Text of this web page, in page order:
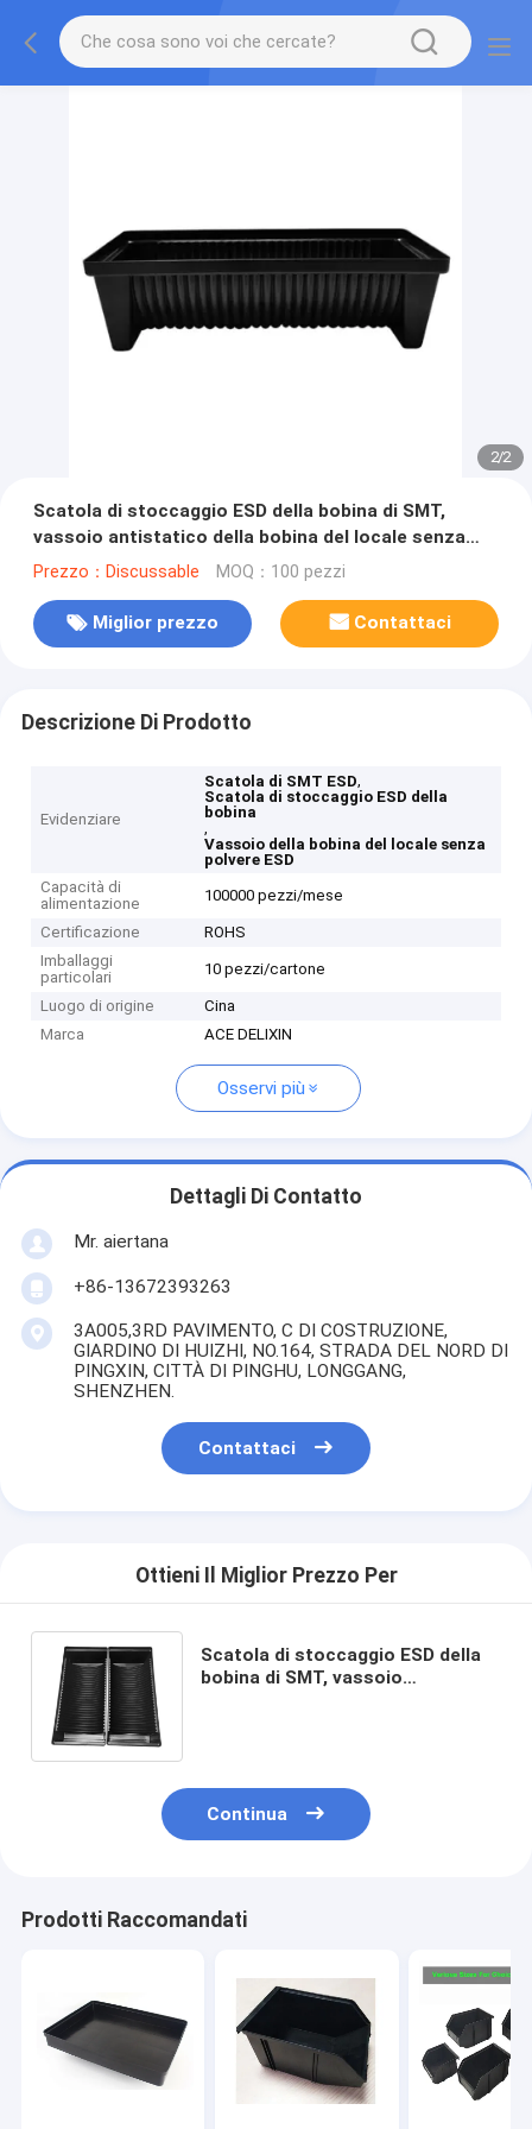
2/2
Scatola di stoccaggio ESD della bobina di SMT,
vassoio antistatico della bobina del locale senza
polvere ESD
Prezzo：Discussable MOQ：100 pezzi
Miglior prezzo Contattaci
Descrizione Di Prodotto
Evidenziare
Scatola di SMT ESD,
Scatola di stoccaggio ESD della
bobina
,
Vassoio della bobina del locale senza
polvere ESD
Capacità di
alimentazione
100000 pezzi/mese
Certificazione
ROHS
Imballaggi
particolari
10 pezzi/cartone
Luogo di origine
Cina
Marca
ACE DELIXIN
Osservi più
Dettagli Di Contatto
Mr. aiertana
+86-13672393263
3A005,3RD PAVIMENTO, C DI COSTRUZIONE,
GIARDINO DI HUIZHI, NO.164, STRADA DEL NORD DI
PINGXIN, CITTÀ DI PINGHU, LONGGANG,
SHENZHEN.
Contattaci
Ottieni Il Miglior Prezzo Per
Scatola di stoccaggio ESD della
bobina di SMT, vassoio
Continua
Prodotti Raccomandati